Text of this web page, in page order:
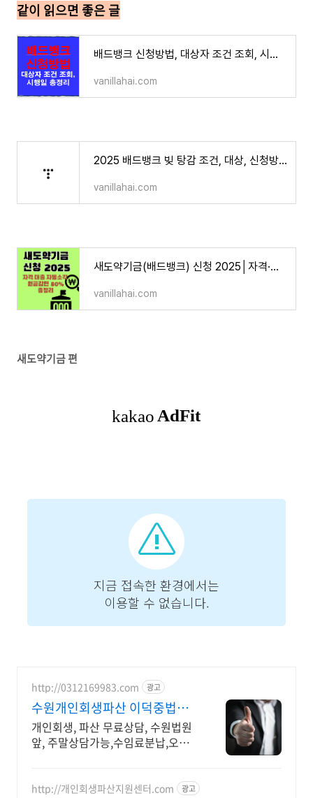
같이 읽으면 좋은 글
배드뱅크 신청방법, 대상자 조건 조회, 시행일 총정리
vanillahai.com
2025 배드뱅크 빚 탕감 조건, 대상, 신청방법│ 7년↑ 장기연체 최대 80% 감면·전액 면제
vanillahai.com
새도약기금(배드뱅크) 신청 2025│자격·대출·자동소각·원금감면 80% 총정리
vanillahai.com
새도약기금 편
http://0312169983.com 광고
수원개인회생파산 이덕중법무
사 무료친절상담, 90% 빚탕감
개인회생, 파산 무료상담, 수원법원
앞, 주말상담가능,수임료분납,오랜
경력 전문사무소, 믿음신뢰
http://개인회생파산지원센터.com 광고